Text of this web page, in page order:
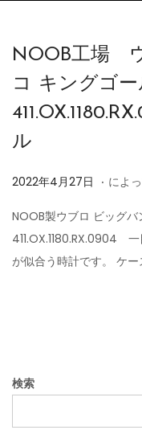
NOOB工場
コ キングゴ
ル
投
日
2022年4月27日 2
2
4
年
. によ
NOOB製ウブロ ビッグ
411.OX.1180.RX.0904
が似合う時計です。 ケ
検索